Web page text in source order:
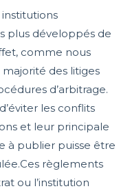
institutions
plus développés de
comme nous
majorité des litiges
d’arbitrage.
les conflits
et leur principale
à publier puisse être
règlements
ou l’institution